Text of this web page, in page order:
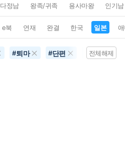
다정남 왕족/귀족 용사마왕 인기남
e북 연재 완결 한국 일본
#퇴마 #단편 공포물
전체해제